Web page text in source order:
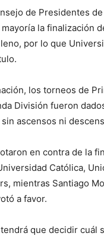
de Presidentes de
la finalización
por lo que
los torneos de
División fueron
ascensos ni
en contra de la
Católica,
mientras Santiago
a favor.
que decidir cuál